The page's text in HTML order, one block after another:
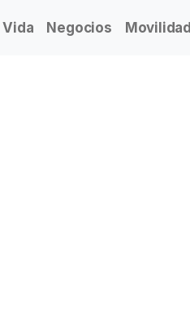
Vida Negocios Movilidad